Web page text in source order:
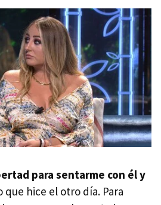
para sentarme con él y
que hice el otro día. Para